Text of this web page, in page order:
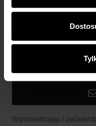
najnowszych
partnerom
analitycznym.
podczas korzystania z
Newsletter
Bądź na bieżąco z
Wprowadzając i